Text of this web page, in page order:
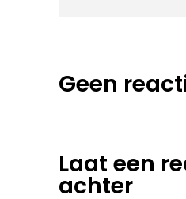
Geen
Laat een
achter